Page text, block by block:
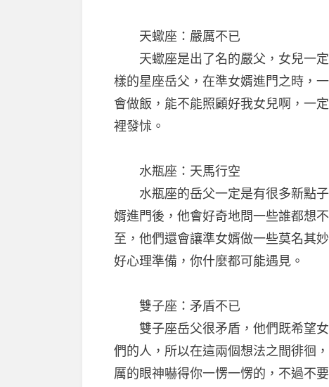
天蠍座：嚴厲不已
天蠍座是出了名的嚴父，女兒一定
樣的星座岳父，在準女婿進門之時，
會做飯，能不能照顧好我女兒啊，一
裡發怵。
水瓶座：天馬行空
水瓶座的岳父一定是有很多新點子
婿進門後，他會好奇地問一些誰都想
至，他們還會讓準女婿做一些莫名其
好心理準備，你什麼都可能遇見。
雙子座：矛盾不已
雙子座岳父很矛盾，他們既希望女
們的人，所以在這兩個想法之間徘徊
厲的眼神嚇得你一愣一愣的，不過不